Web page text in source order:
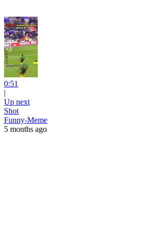
0:51
|
Up next
Shot
Funny-Meme
5 months ago